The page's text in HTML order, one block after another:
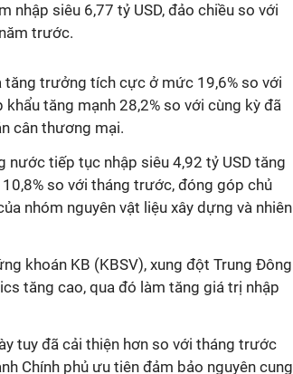
nhập siêu 6,77 tỷ USD, đảo chiều so với
trước.
trưởng tích cực ở mức 19,6% so với
tăng mạnh 28,2% so với cùng kỳ đã
cân thương mại.
tiếp tục nhập siêu 4,92 tỷ USD tăng
so với tháng trước, đóng góp chủ
nhóm nguyên vật liệu xây dựng và nhiên
khoán KB (KBSV), xung đột Trung Đông
tăng cao, qua đó làm tăng giá trị nhập
tuy đã cải thiện hơn so với tháng trước
Chính phủ ưu tiên đảm bảo nguyên cung